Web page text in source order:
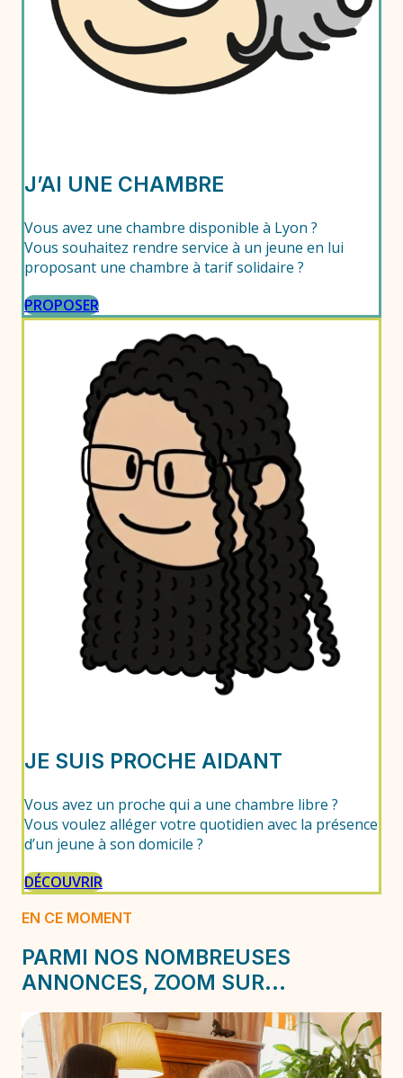
J’AI UNE CHAMBRE
Vous avez une chambre disponible à Lyon ?
Vous souhaitez rendre service à un jeune en lui
proposant une chambre à tarif solidaire ?
PROPOSER
JE SUIS PROCHE AIDANT
Vous avez un proche qui a une chambre libre ?
Vous voulez alléger votre quotidien avec la présence
d’un jeune à son domicile ?
DÉCOUVRIR
EN CE MOMENT
PARMI NOS NOMBREUSES
ANNONCES, ZOOM SUR...